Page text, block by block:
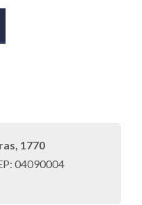
1770
04090004